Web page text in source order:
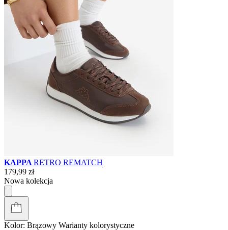
KAPPA RETRO REMATCH
179,99 zł
Nowa kolekcja
Kolor: Brązowy Warianty kolorystyczne